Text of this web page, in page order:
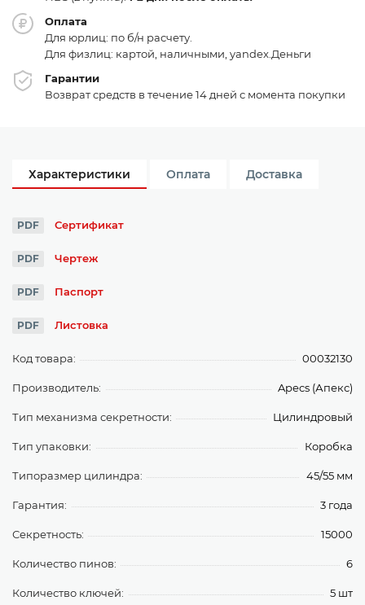
Оплата
Для юрлиц: по б/н расчету.
Для физлиц: картой, наличными, yandex.Деньги
Гарантии
Возврат средств в течение 14 дней с момента покупки
Характеристики Оплата Доставка
PDF Сертификат
PDF Чертеж
PDF Паспорт
PDF Листовка
Код товара: 00032130
Производитель: Apecs (Апекс)
Тип механизма секретности: Цилиндровый
Тип упаковки: Коробка
Типоразмер цилиндра: 45/55 мм
Гарантия: 3 года
Секретность: 15000
Количество пинов: 6
Количество ключей: 5 шт